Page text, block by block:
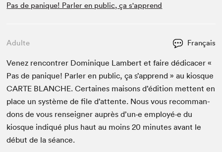
Pas de panique! Parler en public, ça s'apprend
Adulte Français
Venez ren­con­tr­er Dominique Lam­bert et faire dédi­cac­er «
Pas de panique! Par­ler en pub­lic, ça s’ap­prend » au kiosque
CARTE BLANCHE. Cer­taines maisons d’édi­tion met­tent en
place un sys­tème de file d’at­tente. Nous vous recom­man­
dons de vous ren­seign­er auprès d’un·e employé·e du
kiosque indiqué plus haut au moins20 min­utes avant le
début de la séance.